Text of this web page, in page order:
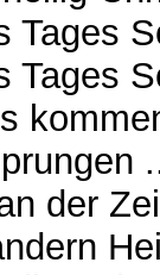
Tages
Tages
der